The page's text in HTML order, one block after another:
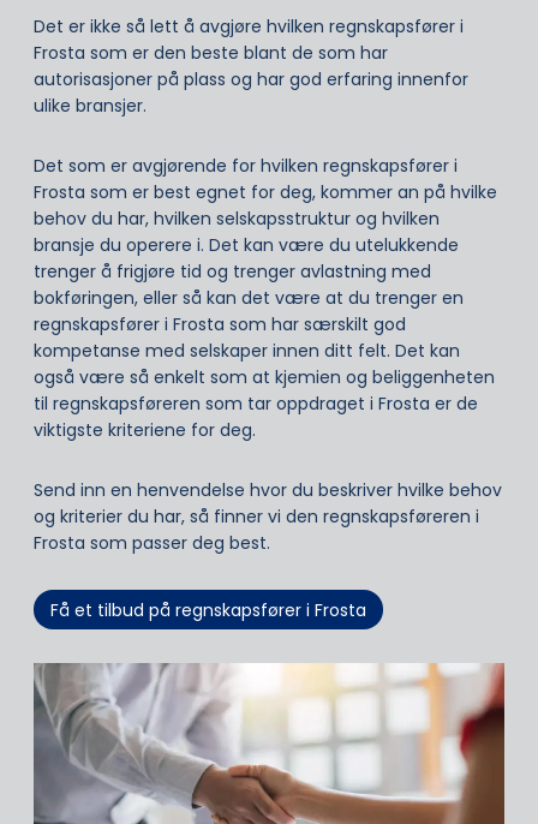
Det er ikke så lett å avgjøre hvilken regnskapsfører i
Frosta som er den beste blant de som har
autorisasjoner på plass og har god erfaring innenfor
ulike bransjer.
Det som er avgjørende for hvilken regnskapsfører i
Frosta som er best egnet for deg, kommer an på hvilke
behov du har, hvilken selskapsstruktur og hvilken
bransje du operere i. Det kan være du utelukkende
trenger å frigjøre tid og trenger avlastning med
bokføringen, eller så kan det være at du trenger en
regnskapsfører i Frosta som har særskilt god
kompetanse med selskaper innen ditt felt. Det kan
også være så enkelt som at kjemien og beliggenheten
til regnskapsføreren som tar oppdraget i Frosta er de
viktigste kriteriene for deg.
Send inn en henvendelse hvor du beskriver hvilke behov
og kriterier du har, så finner vi den regnskapsføreren i
Frosta som passer deg best.
Få et tilbud på regnskapsfører i Frosta